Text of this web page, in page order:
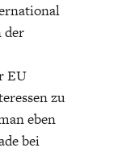
der
EU
zu
eben
bei